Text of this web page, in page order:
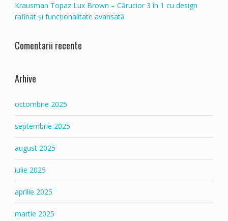
Krausman Topaz Lux Brown – Cărucior 3 în 1 cu design
rafinat și funcționalitate avansată
Comentarii recente
Arhive
octombrie 2025
septembrie 2025
august 2025
iulie 2025
aprilie 2025
martie 2025